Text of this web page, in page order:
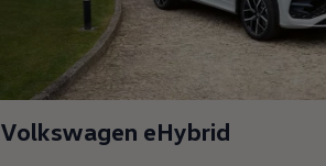
Volkswagen eHybrid